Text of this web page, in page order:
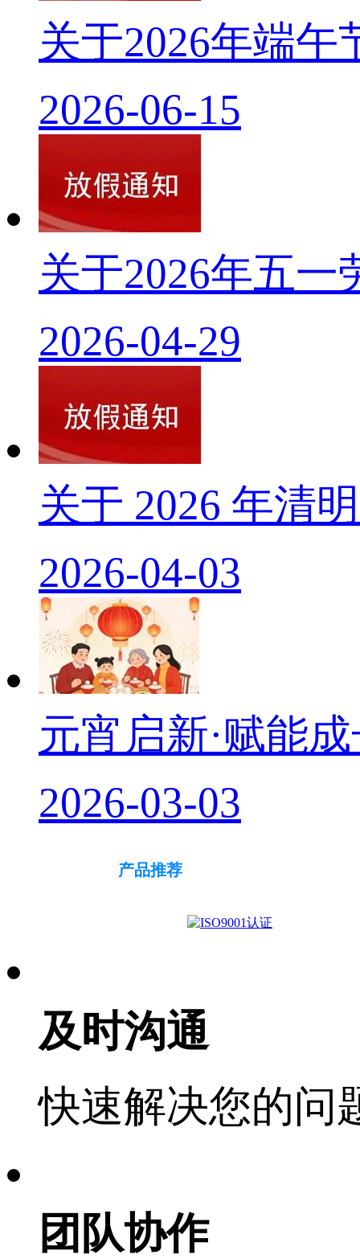
关于2026年端午
2026-06-15
关于2026年五一
2026-04-29
关于 2026 年清
2026-04-03
元宵启新·赋能
2026-03-03
产品推荐
及时沟通
快速解决您的问
团队协作